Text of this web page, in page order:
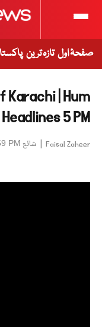
صفحۂ اول تازہ ترین
| Hum
5 PM
Faisal Zaheer
| شائع PM